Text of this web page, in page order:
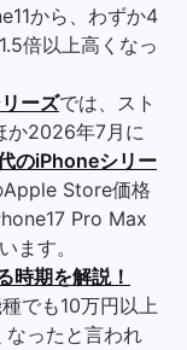
から、わずか4
倍以上高くなっ
ーズでは、スト
か2026年7月に
のiPhoneシリー
Apple Store価格
Pro Max
ます。
時期を解説！
でも10万円以上
ったと言われ